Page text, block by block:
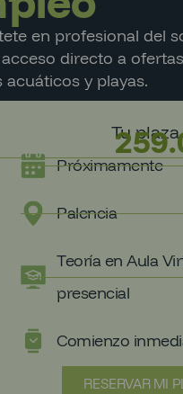
en profesional del
directo a
acuáticos y playas.
Tu
Próximamente
Palencia
Teoría en Aula
presencial
Comienzo
RESERVAR MI